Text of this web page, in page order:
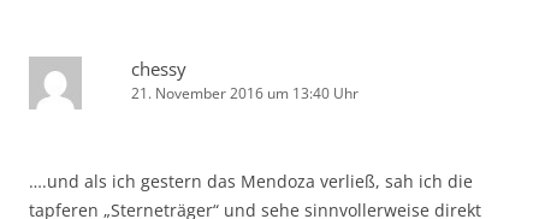
chessy
21. November 2016 um 13:40 Uhr
….und als ich gestern das Mendoza verließ, sah ich die
tapferen „Sterneträger“ und sehe sinnvollerweise direkt